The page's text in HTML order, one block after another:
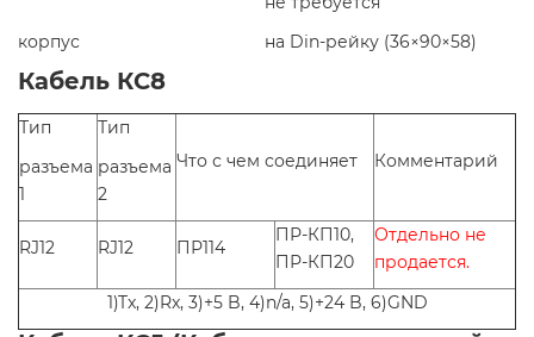
корпус
на Din-рейку (36×90×58)
Кабель КС8
Тип
разъема
1
Тип
разъема
2
Что с чем соединяет Комментарий
RJ12 RJ12 ПР114
ПР-КП10,
ПР-КП20
Отдельно не
продается.
1)Tx, 2)Rx, 3)+5 B, 4)n/a, 5)+24 B, 6)GND